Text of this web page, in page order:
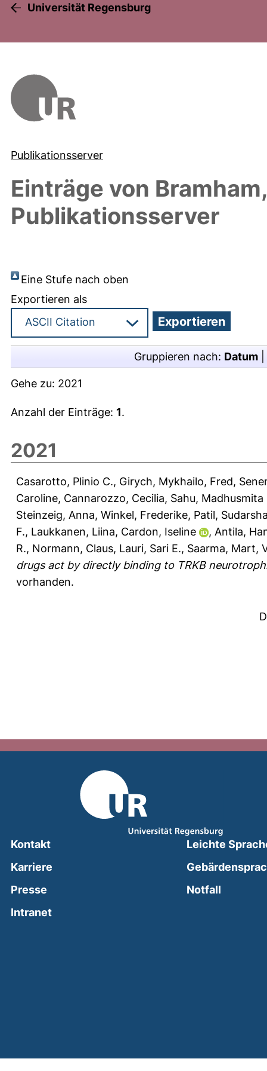
Universität Regensburg
Publikationsserver
Einträge von
Publikationsserver
Eine Stufe nach oben
Exportieren als
Gruppieren nach: Datum
Gehe zu: 2021
Anzahl der Einträge: 1.
2021
Casarotto, Plinio C., Girych, Mykhailo, Fred,
Caroline, Cannarozzo, Cecilia, Sahu,
Steinzeig, Anna, Winkel, Frederike, Patil,
F., Laukkanen, Liina, Cardon, Iseline , Antila,
R., Normann, Claus, Lauri, Sari E., Saarma, Mart,
drugs act by directly binding to TRKB
vorhanden.
Kontakt
Karriere
Presse
Intranet(external link, opens in a new window)
Leichte
Notfall